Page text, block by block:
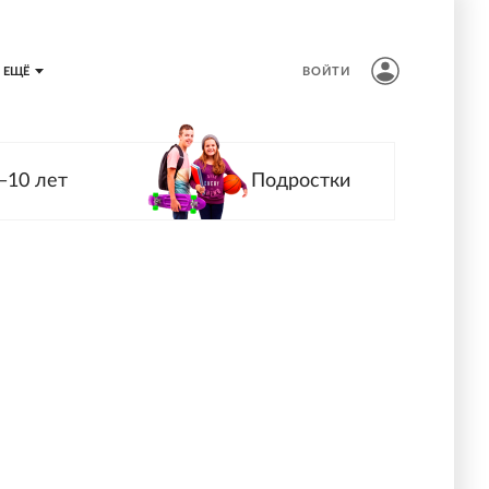
ЕЩЁ ВОЙТИ
лет Подростки